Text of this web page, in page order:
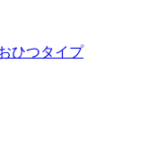
ひつタイプ